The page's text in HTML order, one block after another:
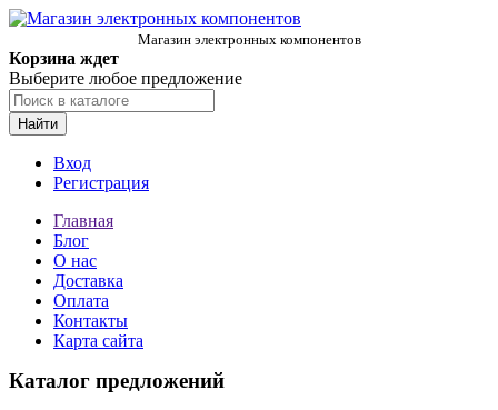
Магазин электронных компонентов
Корзина ждет
Выберите любое предложение
Найти
Вход
Регистрация
Главная
Блог
О нас
Доставка
Оплата
Контакты
Карта сайта
Каталог предложений